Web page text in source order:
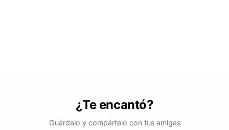
¿Te encantó?
Guárdalo y compártelo con tus amigas